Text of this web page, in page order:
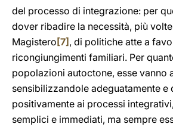
del processo di integrazione: per
dover ribadire la necessità, più
Magistero [7] , di politiche atte a
ricongiungimenti familiari. Per
popolazioni autoctone, esse vanno
sensibilizzandole adeguatamente e
positivamente ai processi
semplici e immediati, ma sempre